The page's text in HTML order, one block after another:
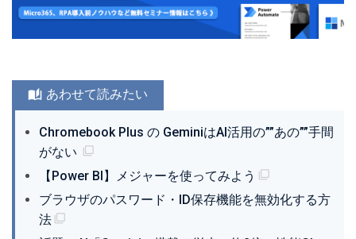
あわせて読みたい
Chromebook Plus の GeminiはAI活用の””あの””手間
がない
【Power BI】メジャーを使ってみよう
ブラウザのパスワード・ID保存機能を無効化する方
法